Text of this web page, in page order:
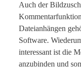
Auch der
Dateianhängen
Software.
interessant ist die
anzubinden und